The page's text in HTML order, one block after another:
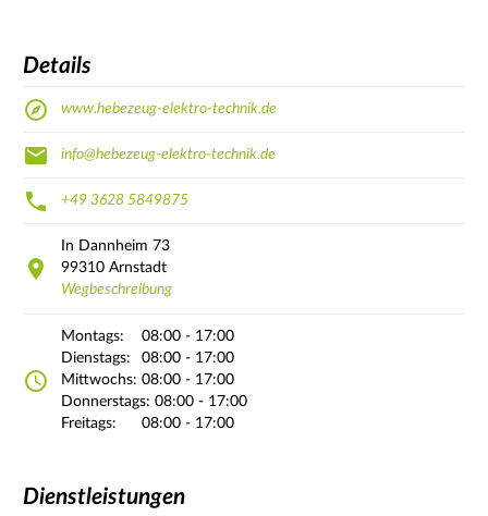
Details
www.hebezeug-elektro-technik.de
info@hebezeug-elektro-technik.de
+49 3628 5849875
In Dannheim 73
99310 Arnstadt
Wegbeschreibung
Montags:
08:00 - 17:00
Dienstags:
08:00 - 17:00
Mittwochs: 08:00 - 17:00
Donnerstags: 08:00 - 17:00
Freitags:
08:00 - 17:00
Dienstleistungen